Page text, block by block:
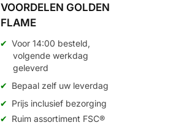
VOORDELEN GOLDEN
FLAME
Voor 14:00 besteld,
volgende werkdag
geleverd
Bepaal zelf uw leverdag
Prijs inclusief bezorging
Ruim assortiment FSC®